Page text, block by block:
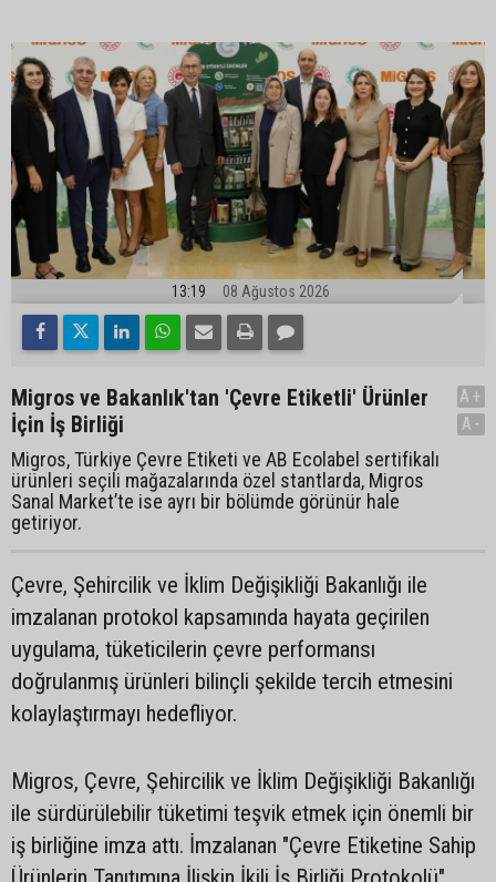
13:19 08 Ağustos 2026
Migros ve Bakanlık'tan 'Çevre Etiketli' Ürünler
İçin İş Birliği
Migros, Türkiye Çevre Etiketi ve AB Ecolabel sertifikalı
ürünleri seçili mağazalarında özel stantlarda, Migros
Sanal Market’te ise ayrı bir bölümde görünür hale
getiriyor.
A+
A-
Çevre, Şehircilik ve İklim Değişikliği Bakanlığı ile
imzalanan protokol kapsamında hayata geçirilen
uygulama, tüketicilerin çevre performansı
doğrulanmış ürünleri bilinçli şekilde tercih etmesini
kolaylaştırmayı hedefliyor.
Migros, Çevre, Şehircilik ve İklim Değişikliği Bakanlığı
ile sürdürülebilir tüketimi teşvik etmek için önemli bir
iş birliğine imza attı. İmzalanan "Çevre Etiketine Sahip